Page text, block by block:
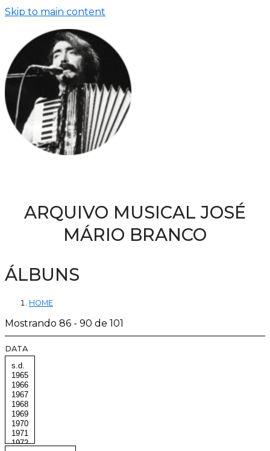
Skip to main content
ARQUIVO MUSICAL JOSÉ
MÁRIO BRANCO
ÁLBUNS
HOME
Mostrando 86 - 90 de 101
DATA